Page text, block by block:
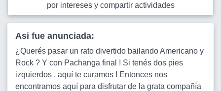
por intereses y compartir actividades
Asi fue anunciada:
¿Querés pasar un rato divertido bailando Americano y
Rock ? Y con Pachanga final ! Si tenés dos pies
izquierdos , aquí te curamos ! Entonces nos
encontramos aquí para disfrutar de la grata compañía